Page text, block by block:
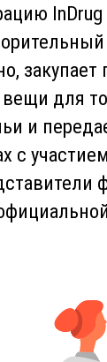
пользу не
но и самим
Дело
поиска
в Казахстане.
иные
в строку
он есть в